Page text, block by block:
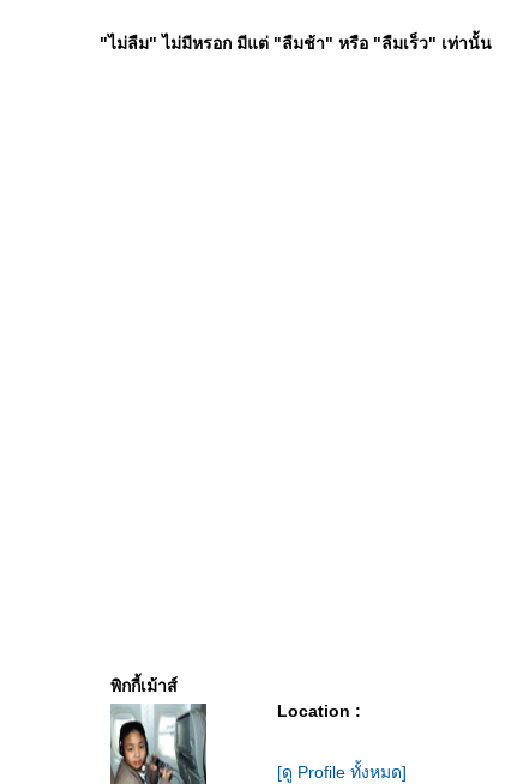
"ไม่ลืม" ไม่มีหรอก มีแต่ "ลืมช้า" หรือ "ลืมเร็ว" เท่านั้น
พิกกี้เม้าส์
Location :
[ดู Profile ทั้งหมด]